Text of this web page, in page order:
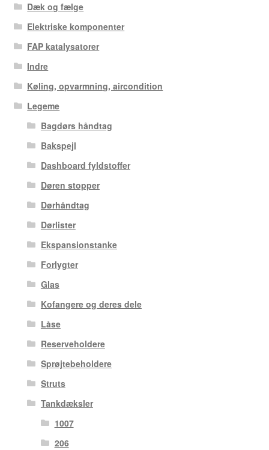
Dæk og fælge
Elektriske komponenter
FAP katalysatorer
Indre
Køling, opvarmning, aircondition
Legeme
Bagdørs håndtag
Bakspejl
Dashboard fyldstoffer
Døren stopper
Dørhåndtag
Dørlister
Ekspansionstanke
Forlygter
Glas
Kofangere og deres dele
Låse
Reserveholdere
Sprøjtebeholdere
Struts
Tankdæksler
1007
206